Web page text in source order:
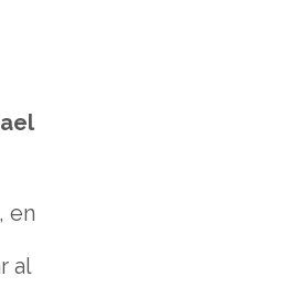
en
al